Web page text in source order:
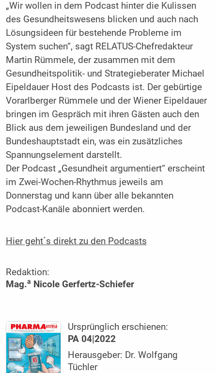
„Wir wollen in dem Podcast hinter die Kulissen
des Gesundheitswesens blicken und auch nach
Lösungsideen für bestehende Probleme im
System suchen“, sagt RELATUS-Chefredakteur
Martin Rümmele, der zusammen mit dem
Gesundheitspolitik- und Strategieberater Michael
Eipeldauer Host des Podcasts ist. Der gebürtige
Vorarlberger Rümmele und der Wiener Eipeldauer
bringen im Gespräch mit ihren Gästen auch den
Blick aus dem jeweiligen Bundesland und der
Bundeshauptstadt ein, was ein zusätzliches
Spannungselement darstellt.
Der Podcast „Gesundheit argumentiert“ erscheint
im Zwei-Wochen-Rhythmus jeweils am
Donnerstag und kann über alle bekannten
Podcast-Kanäle abonniert werden.
Hier geht´s direkt zu den Podcasts
Redaktion:
Mag.a Nicole Gerfertz-Schiefer
Ursprünglich erschienen:
PA 04|2022
Herausgeber: Dr. Wolfgang
Tüchler